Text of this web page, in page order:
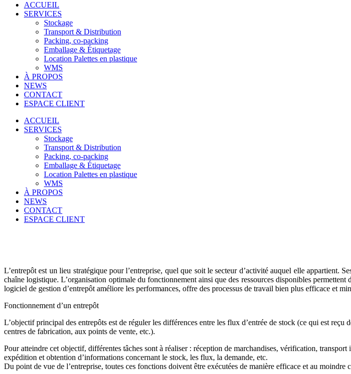
ACCUEIL
SERVICES
Stockage
Transport & Distribution
Packing, co-packing
Emballage & Étiquetage
Location Palettes en plastique
WMS
À PROPOS
NEWS
CONTACT
ESPACE CLIENT
ACCUEIL
SERVICES
Stockage
Transport & Distribution
Packing, co-packing
Emballage & Étiquetage
Location Palettes en plastique
WMS
À PROPOS
NEWS
CONTACT
ESPACE CLIENT
L’entrepôt est un lieu stratégique pour l’entreprise, quel que soit le secteur d’activité auquel elle appartient.
chaîne logistique. L’organisation optimale du fonctionnement ainsi que des ressources disponibles
logiciel de gestion d’entrepôt améliore les performances, offre des processus de travail bien plus efficace et
Fonctionnement d’un entrepôt
L’objectif principal des entrepôts est de réguler les différences entre les flux d’entrée de stock (ce qui est
centres de fabrication, aux points de vente, etc.).
Pour atteindre cet objectif, différentes tâches sont à réaliser : réception de marchandises, vérification,
expédition et obtention d’informations concernant le stock, les flux, la demande, etc.
Du point de vue de l’entreprise, toutes ces fonctions doivent être exécutées de manière efficace et au moindre